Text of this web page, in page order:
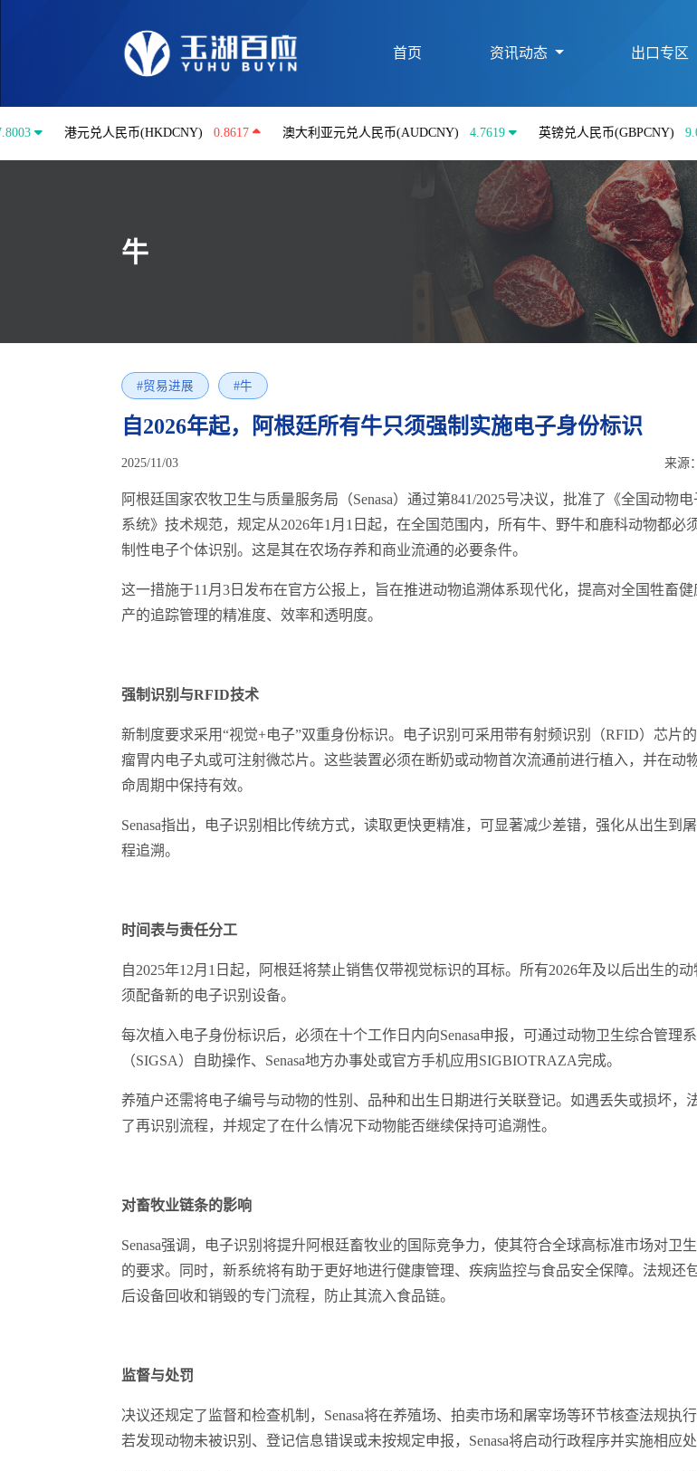
首页 资讯动态 出口专区
港元兑人民币(HKDCNY) 0.8617 澳大利亚元兑人民币(AUDCNY) 4.7619 英镑兑人民币(GBPCNY) 9.0992
牛
#贸易进展 #牛
自2026年起，阿根廷所有牛只须强制实施电子身份标识
2025/11/03 来源
阿根廷国家农牧卫生与质量服务局（Senasa）通过第841/2025号决议，批准了《全国动物电
系统》技术规范，规定从2026年1月1日起，在全国范围内，所有牛、野牛和鹿科动物都必
制性电子个体识别。这是其在农场存养和商业流通的必要条件。
这一措施于11月3日发布在官方公报上，旨在推进动物追溯体系现代化，提高对全国牲畜健
产的追踪管理的精准度、效率和透明度。
强制识别与RFID技术
新制度要求采用“视觉+电子”双重身份标识。电子识别可采用带有射频识别（RFID）芯片的
瘤胃内电子丸或可注射微芯片。这些装置必须在断奶或动物首次流通前进行植入，并在动
命周期中保持有效。
Senasa指出，电子识别相比传统方式，读取更快更精准，可显著减少差错，强化从出生到
程追溯。
时间表与责任分工
自2025年12月1日起，阿根廷将禁止销售仅带视觉标识的耳标。所有2026年及以后出生的
须配备新的电子识别设备。
每次植入电子身份标识后，必须在十个工作日内向Senasa申报，可通过动物卫生综合管理
（SIGSA）自助操作、Senasa地方办事处或官方手机应用SIGBIOTRAZA完成。
养殖户还需将电子编号与动物的性别、品种和出生日期进行关联登记。如遇丢失或损坏，
了再识别流程，并规定了在什么情况下动物能否继续保持可追溯性。
对畜牧业链条的影响
Senasa强调，电子识别将提升阿根廷畜牧业的国际竞争力，使其符合全球高标准市场对卫
的要求。同时，新系统将有助于更好地进行健康管理、疾病监控与食品安全保障。法规还
后设备回收和销毁的专门流程，防止其流入食品链。
监督与处罚
决议还规定了监督和检查机制，Senasa将在养殖场、拍卖市场和屠宰场等环节核查法规执行
若发现动物未被识别、登记信息错误或未按规定申报，Senasa将启动行政程序并实施相应处